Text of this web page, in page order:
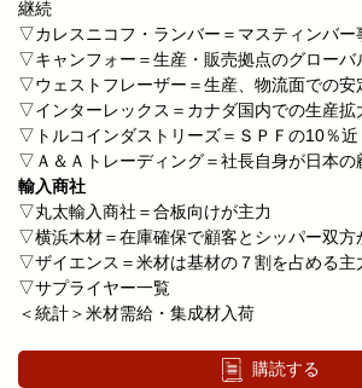
継続
▽カレスニコフ・ランバー＝マスティンバー
▽キャンフォー＝生産・販売拠点のグローバ
▽ウェストフレーザー＝生産、物流面での安
▽インターレックス＝カナダ国内での生産拡
▽トルコインダストリーズ＝ＳＰＦの10％
▽Ａ＆Ａトレーディング＝社長自身が日本の
輸入商社
▽丸太輸入商社＝合板向けが主力
▽横浜木材＝在庫確保で顧客とシッパー双方
▽ザイエンス＝米材は基材の７割を占める主
▽サプライヤー一覧
＜統計＞米材需給・集成材入荷
購読する